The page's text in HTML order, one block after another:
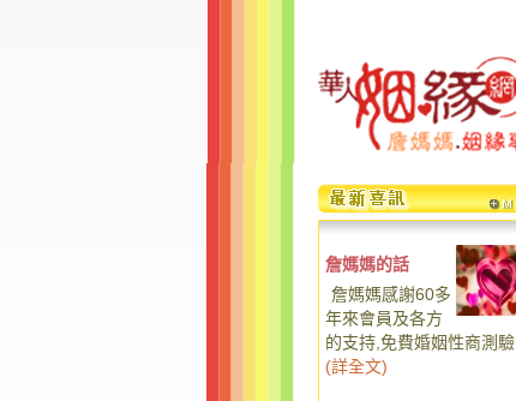
詹媽媽的話
詹媽媽感謝60多
年來會員及各方
的支持,免費婚姻性商測驗
(詳全文)